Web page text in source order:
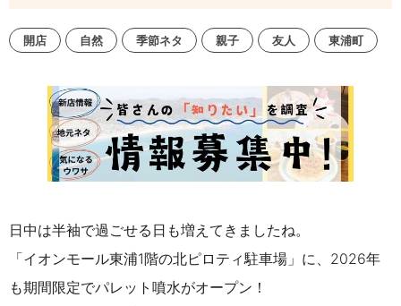
開店 自然 季節ネタ 親子 友人 東浦町
日中は半袖で過ごせる日も増えてきましたね。
「イオンモール東浦1階の北ピロティ駐車場」に、2026年
も期間限定でパレット噴水がオープン！